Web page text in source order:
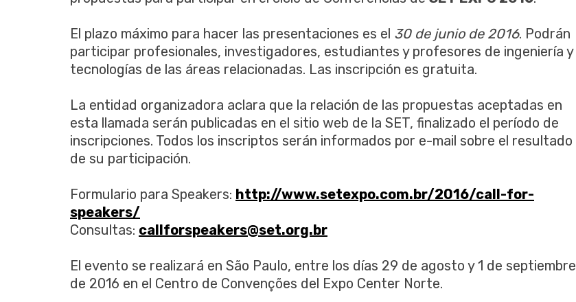
El plazo máximo para hacer las presentaciones es el 30 de junio de 2016. Podrán
participar profesionales, investigadores, estudiantes y profesores de ingeniería y
tecnologías de las áreas relacionadas. Las inscripción es gratuita.
La entidad organizadora aclara que la relación de las propuestas aceptadas en
esta llamada serán publicadas en el sitio web de la SET, finalizado el período de
inscripciones. Todos los inscriptos serán informados por e-mail sobre el resultado
de su participación.
Formulario para Speakers: http://www.setexpo.com.br/2016/call-for-
speakers/
Consultas: callforspeakers@set.org.br
El evento se realizará en São Paulo, entre los días 29 de agosto y 1 de septiembre
de 2016 en el Centro de Convenções del Expo Center Norte.